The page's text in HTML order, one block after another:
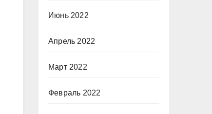
Июнь 2022
Апрель 2022
Март 2022
Февраль 2022